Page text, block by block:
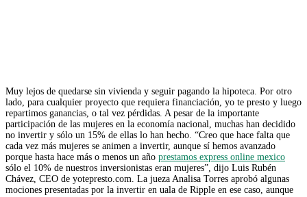
Muy lejos de quedarse sin vivienda y seguir pagando la hipoteca. Por otro
lado, para cualquier proyecto que requiera financiación, yo te presto y luego
repartimos ganancias, o tal vez pérdidas. A pesar de la importante
participación de las mujeres en la economía nacional, muchas han decidido
no invertir y sólo un 15% de ellas lo han hecho. “Creo que hace falta que
cada vez más mujeres se animen a invertir, aunque sí hemos avanzado
porque hasta hace más o menos un año prestamos express online mexico
sólo el 10% de nuestros inversionistas eran mujeres”, dijo Luis Rubén
Chávez, CEO de yotepresto.com. La jueza Analisa Torres aprobó algunas
mociones presentadas por la invertir en uala de Ripple en ese caso, aunque